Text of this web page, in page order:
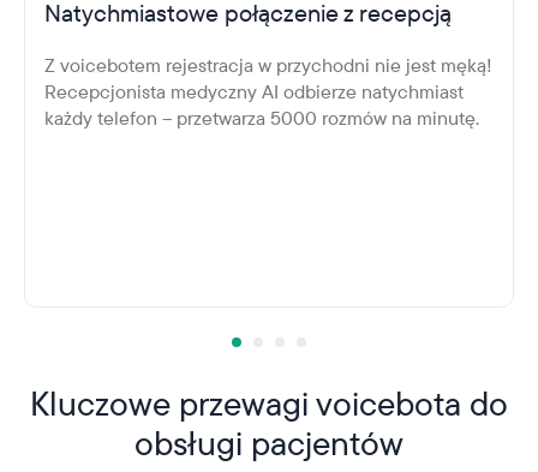
Natychmiastowe połączenie z recepcją
Z voicebotem rejestracja w przychodni nie jest męką!
Recepcjonista medyczny AI odbierze natychmiast
każdy telefon – przetwarza 5000 rozmów na minutę.
Kluczowe przewagi voicebota do
obsługi pacjentów